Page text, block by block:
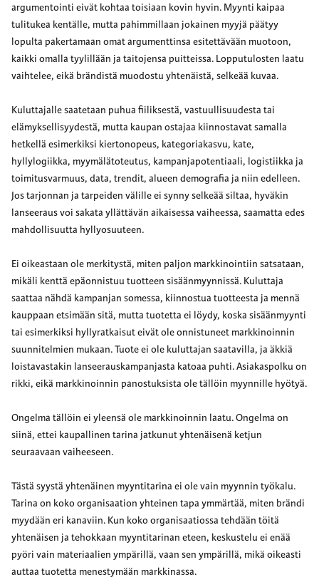
argumentointi eivät kohtaa toisiaan kovin hyvin. Myynti kaipaa
tulitukea kentälle, mutta pahimmillaan jokainen myyjä päätyy
lopulta pakertamaan omat argumenttinsa esitettävään muotoon,
kaikki omalla tyylillään ja taitojensa puitteissa. Lopputulosten laatu
vaihtelee, eikä brändistä muodostu yhtenäistä, selkeää kuvaa.
Kuluttajalle saatetaan puhua fiiliksestä, vastuullisuudesta tai
elämyksellisyydestä, mutta kaupan ostajaa kiinnostavat samalla
hetkellä esimerkiksi kiertonopeus, kategoriakasvu, kate,
hyllylogiikka, myymälätoteutus, kampanjapotentiaali, logistiikka ja
toimitusvarmuus, data, trendit, alueen demografia ja niin edelleen.
Jos tarjonnan ja tarpeiden välille ei synny selkeää siltaa, hyväkin
lanseeraus voi sakata yllättävän aikaisessa vaiheessa, saamatta edes
mahdollisuutta hyllyosuuteen.
Ei oikeastaan ole merkitystä, miten paljon markkinointiin satsataan,
mikäli kenttä epäonnistuu tuotteen sisäänmyynnissä. Kuluttaja
saattaa nähdä kampanjan somessa, kiinnostua tuotteesta ja mennä
kauppaan etsimään sitä, mutta tuotetta ei löydy, koska sisäänmyynti
tai esimerkiksi hyllyratkaisut eivät ole onnistuneet markkinoinnin
suunnitelmien mukaan. Tuote ei ole kuluttajan saatavilla, ja äkkiä
loistavastakin lanseerauskampanjasta katoaa puhti. Asiakaspolku on
rikki, eikä markkinoinnin panostuksista ole tällöin myynnille hyötyä.
Ongelma tällöin ei yleensä ole markkinoinnin laatu. Ongelma on
siinä, ettei kaupallinen tarina jatkunut yhtenäisenä ketjun
seuraavaan vaiheeseen.
Tästä syystä yhtenäinen myyntitarina ei ole vain myynnin työkalu.
Tarina on koko organisaation yhteinen tapa ymmärtää, miten brändi
myydään eri kanaviin. Kun koko organisaatiossa tehdään töitä
yhtenäisen ja tehokkaan myyntitarinan eteen, keskustelu ei enää
pyöri vain materiaalien ympärillä, vaan sen ympärillä, mikä oikeasti
auttaa tuotetta menestymään markkinassa.